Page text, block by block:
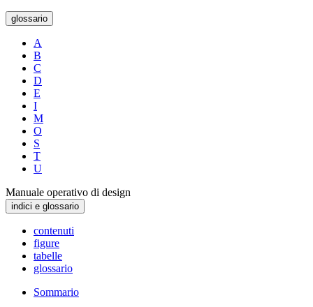
glossario
A
B
C
D
E
I
M
O
S
T
U
Manuale operativo di design
indici e glossario
contenuti
figure
tabelle
glossario
Sommario